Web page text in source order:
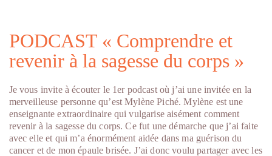
PODCAST « Comprendre et
revenir à la sagesse du corps »
Je vous invite à écouter le 1er podcast où j’ai une invitée en la
merveilleuse personne qu’est Mylène Piché. Mylène est une
enseignante extraordinaire qui vulgarise aisément comment
revenir à la sagesse du corps. Ce fut une démarche que j’ai faite
avec elle et qui m’a énormément aidée dans ma guérison du
cancer et de mon épaule brisée. J’ai donc voulu partager avec les